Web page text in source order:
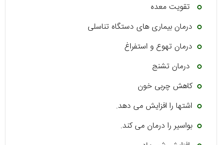
تقویت معده
درمان بیماری های دستگاه تناسلی
درمان تهوع و استفراغ
درمان تشنج
کاهش چربی خون
اشتها را افزایش می دهد.
بواسیر را درمان می کند.